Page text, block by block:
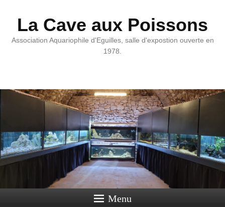
La Cave aux Poissons
Association Aquariophile d'Eguilles, salle d'expostion ouverte en
1978.
Menu